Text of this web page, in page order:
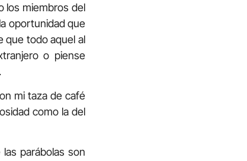
los miembros del
oportunidad que
que todo aquel al
o piense
mi taza de café
como la del
parábolas son